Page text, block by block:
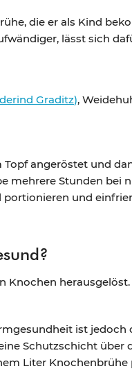
die er als Kind
lässt sich
Graditz),
angeröstet und
mehrere Stunden bei
und
Knochen
ist jedoch
Schutzschicht
Liter